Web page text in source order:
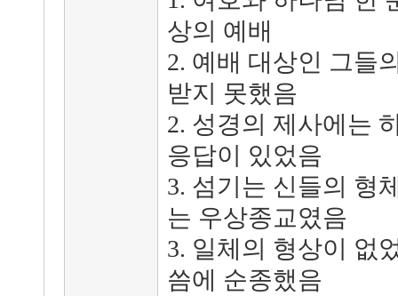
상의 예배
2. 예배 대상인 그들
받지 못했음
2. 성경의 제사에는
응답이 있었음
3. 섬기는 신들의 형
는 우상종교였음
3. 일체의 형상이 없
씀에 순종했음